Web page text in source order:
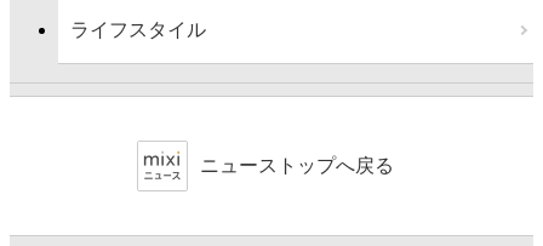
ライフスタイル
ニューストップへ戻る